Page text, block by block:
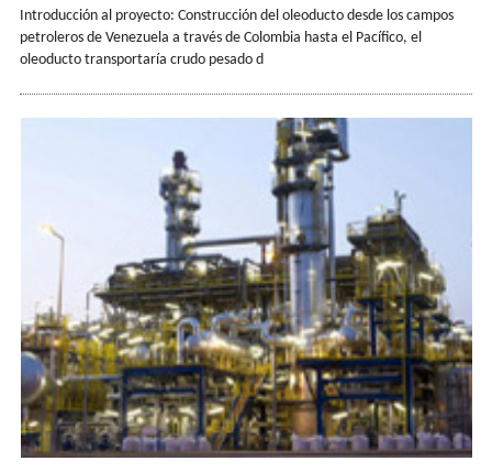
Introducción al proyecto: Construcción del oleoducto desde los campos
petroleros de Venezuela a través de Colombia hasta el Pacífico, el
oleoducto transportaría crudo pesado d